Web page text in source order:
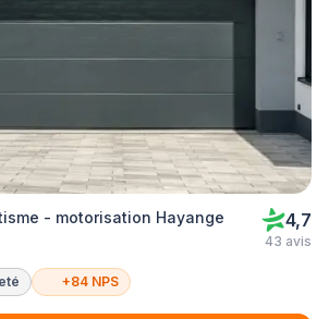
- motorisation Hayange 4,7
43 avis
+84 NPS